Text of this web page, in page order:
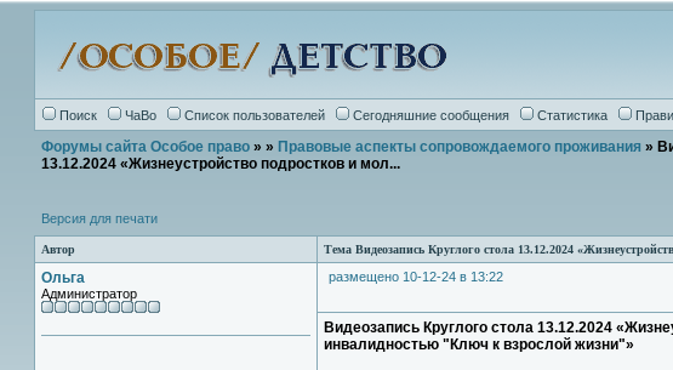
Поиск ЧаВо Список пользователей Сегодняшние сообщения Статистика
Форумы сайта Особое право » » Правовые аспекты сопровождаемого проживания »
13.12.2024 «Жизнеустройство подростков и мол...
Версия для печати
Автор Тема Видеозапись Круглого стола 13.12.2024
Ольга
Администратор
размещено 10-12-24 в 13:22
Видеозапись Круглого стола 13.12.2024
инвалидностью "Ключ к взрослой жизни"»